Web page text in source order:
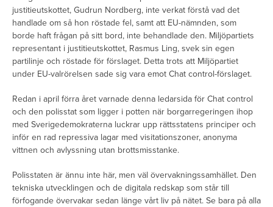
justitieutskottet, Gudrun Nordberg, inte verkat förstå vad det
handlade om så hon röstade fel, samt att EU-nämnden, som
borde haft frågan på sitt bord, inte behandlade den. Miljöpartiets
representant i justitieutskottet, Rasmus Ling, svek sin egen
partilinje och röstade för förslaget. Detta trots att Miljöpartiet
under EU-valrörelsen sade sig vara emot Chat control-förslaget.
Redan i april förra året varnade denna ledarsida för Chat control
och den polisstat som ligger i potten när borgarregeringen ihop
med Sverigedemokraterna luckrar upp rättsstatens principer och
inför en rad repressiva lagar med visitationszoner, anonyma
vittnen och avlyssning utan brottsmisstanke.
Polisstaten är ännu inte här, men väl övervakningssamhället. Den
tekniska utvecklingen och de digitala redskap som står till
förfogande övervakar sedan länge vårt liv på nätet. Se bara på alla